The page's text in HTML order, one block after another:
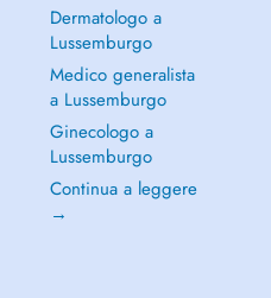
Dermatologo a
Lussemburgo
Medico generalista
a Lussemburgo
Ginecologo a
Lussemburgo
Continua a leggere
→